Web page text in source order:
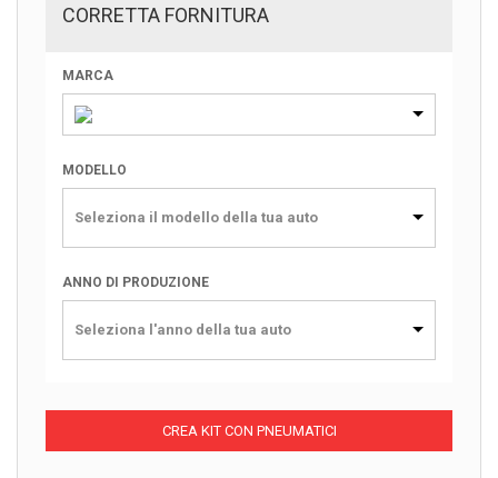
CORRETTA FORNITURA
MARCA
MODELLO
Seleziona il modello della tua auto
ANNO DI PRODUZIONE
Seleziona l'anno della tua auto
CREA KIT CON PNEUMATICI